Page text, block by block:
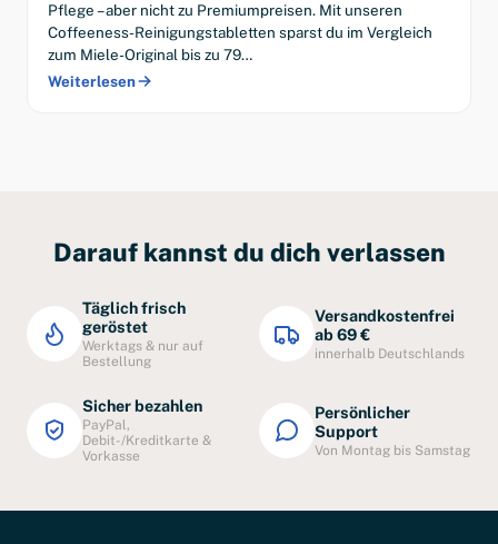
Pflege – aber nicht zu Premiumpreisen. Mit unseren
Coffeeness-Reinigungstabletten sparst du im Vergleich
zum Miele-Original bis zu 79…
Weiterlesen
Darauf kannst du dich verlassen
Täglich frisch
geröstet
Werktags & nur auf
Bestellung
Versandkostenfrei
ab 69 €
innerhalb Deutschlands
Sicher bezahlen
PayPal,
Debit-/Kreditkarte &
Vorkasse
Persönlicher
Support
Von Montag bis Samstag